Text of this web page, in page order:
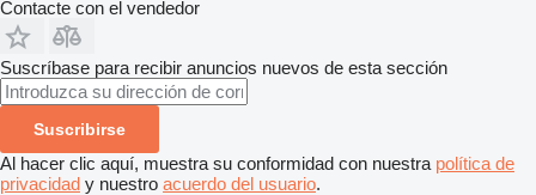
Contacte con el vendedor
Suscríbase para recibir anuncios nuevos de esta sección
Suscribirse
Al hacer clic aquí, muestra su conformidad con nuestra política de
privacidad y nuestro acuerdo del usuario.